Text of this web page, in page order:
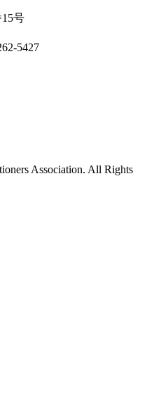
号
5427
Association. All Rights